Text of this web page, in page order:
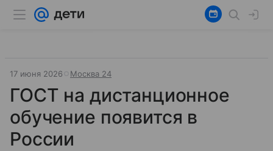
17 июня 2026 Москва 24
ГОСТ на дистанционное
обучение появится в
России